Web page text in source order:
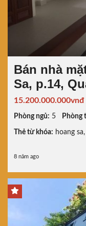
Bán nhà
Sa, p.14,
15.200.000.000vnđ
Phòng ngủ: 5 Phòng
Thẻ từ khóa: hoang sa,
8 năm ago